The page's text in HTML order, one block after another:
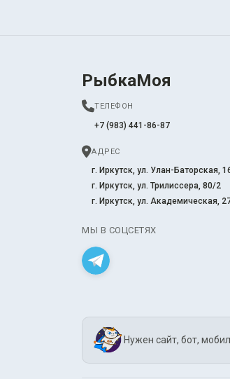
РыбкаМоя
ТЕЛЕФОН
+7 (983) 441-86-87
АДРЕС
г. Иркутск, ул. Улан-Баторская,
г. Иркутск, ул. Трилиссера, 80/2
г. Иркутск, ул. Академическая,
МЫ В СОЦСЕТЯХ
Нужен сайт, бот,